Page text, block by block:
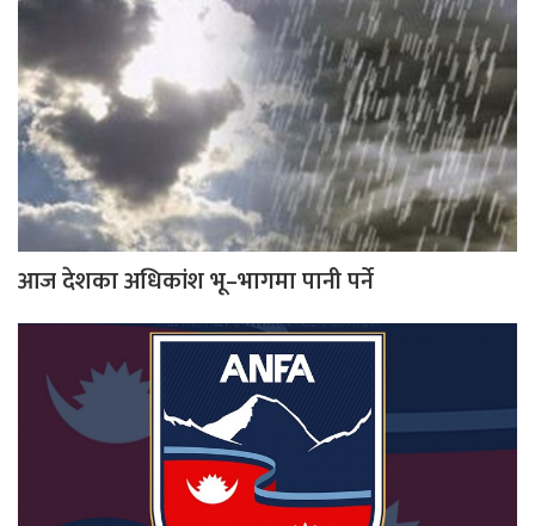
आज देशका अधिकांश भू–भागमा पानी पर्ने